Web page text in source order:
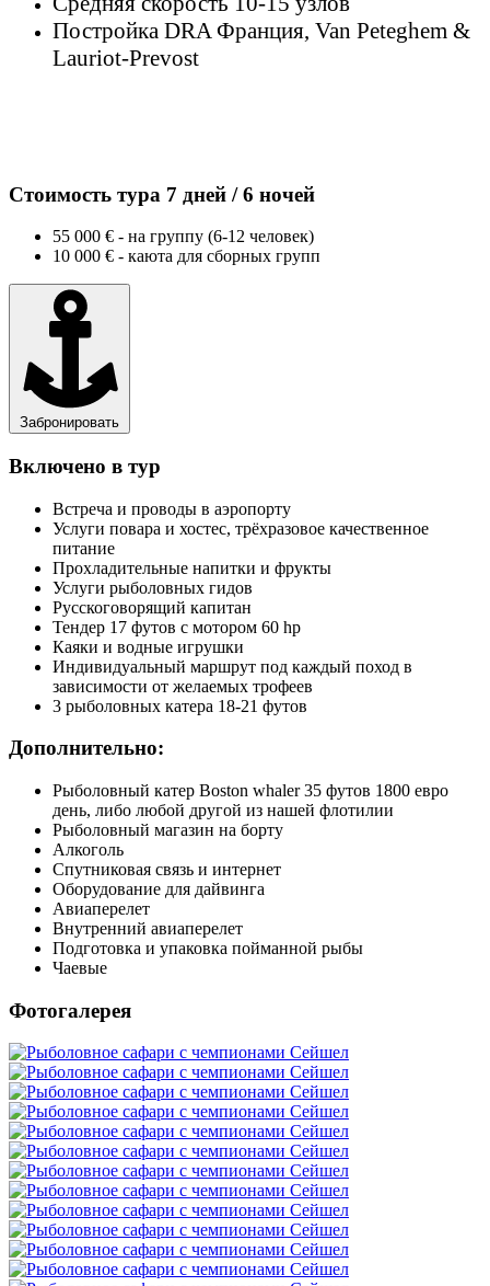
Постройка DRA Франция, Van Peteghem &
Lauriot-Prevost
Стоимость тура 7 дней / 6 ночей
55 000 € - на группу (6-12 человек)
10 000 € - каюта для сборных групп
Забронировать
Включено в тур
Встреча и проводы в аэропорту
Услуги повара и хостес, трёхразовое качественное
питание
Прохладительные напитки и фрукты
Услуги рыболовных гидов
Русскоговорящий капитан
Тендер 17 футов с мотором 60 hp
Каяки и водные игрушки
Индивидуальный маршрут под каждый поход в
зависимости от желаемых трофеев
3 рыболовных катера 18-21 футов
Дополнительно:
Рыболовный катер Boston whaler 35 футов 1800 евро
день, либо любой другой из нашей флотилии
Рыболовный магазин на борту
Алкоголь
Спутниковая связь и интернет
Оборудование для дайвинга
Авиаперелет
Внутренний авиаперелет
Подготовка и упаковка пойманной рыбы
Чаевые
Фотогалерея